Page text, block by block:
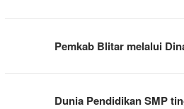
Pemkab Blitar melalui
Dunia Pendidikan SMP